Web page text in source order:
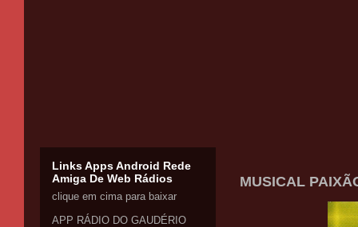
MUSICAL
Links Apps Android Rede
Amiga De Web Rádios
clique em cima para baixar
APP RÁDIO DO GAUDÉRIO